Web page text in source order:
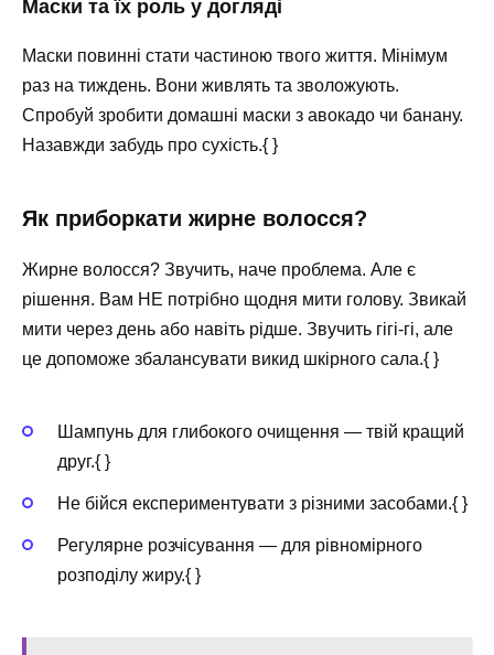
Маски та їх роль у догляді
Маски повинні стати частиною твого життя. Мінімум
раз на тиждень. Вони живлять та зволожують.
Спробуй зробити домашні маски з авокадо чи банану.
Назавжди забудь про сухість.{ }
Як приборкати жирне волосся?
Жирне волосся? Звучить, наче проблема. Але є
рішення. Вам НЕ потрібно щодня мити голову. Звикай
мити через день або навіть рідше. Звучить гігі-гі, але
це допоможе збалансувати викид шкірного сала.{ }
Шампунь для глибокого очищення — твій кращий
друг.{ }
Не бійся експериментувати з різними засобами.{ }
Регулярне розчісування — для рівномірного
розподілу жиру.{ }